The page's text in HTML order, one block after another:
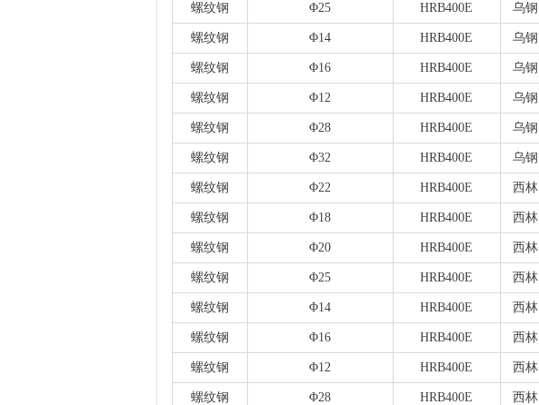
螺纹钢 Φ25 HRB400E 乌钢
螺纹钢 Φ14 HRB400E 乌钢
螺纹钢 Φ16 HRB400E 乌钢
螺纹钢 Φ12 HRB400E 乌钢
螺纹钢 Φ28 HRB400E 乌钢
螺纹钢 Φ32 HRB400E 乌钢
螺纹钢 Φ22 HRB400E 西林
螺纹钢 Φ18 HRB400E 西林
螺纹钢 Φ20 HRB400E 西林
螺纹钢 Φ25 HRB400E 西林
螺纹钢 Φ14 HRB400E 西林
螺纹钢 Φ16 HRB400E 西林
螺纹钢 Φ12 HRB400E 西林
螺纹钢 Φ28 HRB400E 西林